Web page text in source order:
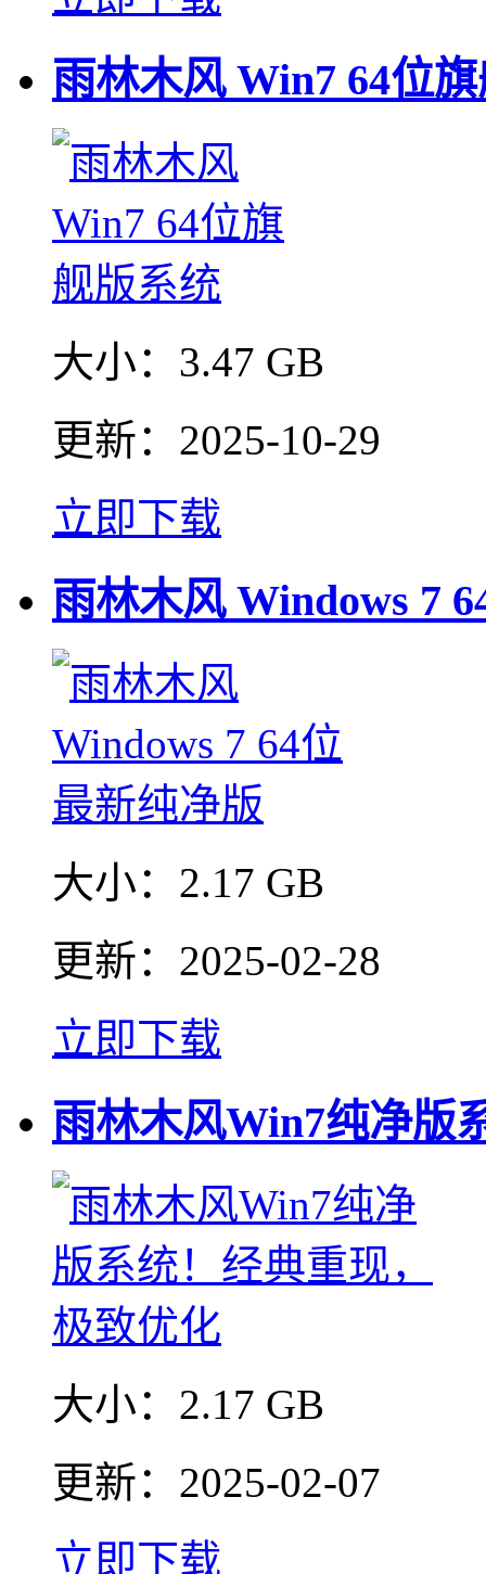
雨林木风 Win7 64位
大小： 3.47 GB
更新： 2025-10-29
立即下载
雨林木风 Windows 7
大小： 2.17 GB
更新： 2025-02-28
立即下载
雨林木风Win7纯净版
大小： 2.17 GB
更新： 2025-02-07
立即下载